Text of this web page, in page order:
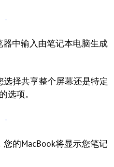
器中输入由笔记本电脑生成
选择共享整个屏幕还是特定
选项。
的MacBook将显示您笔记